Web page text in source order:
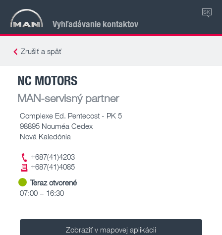
Vyhľadávanie kontaktov
SK
Zrušiť a späť
NC MOTORS
MAN-servisný partner
Complexe Ed. Pentecost - PK 5
98895 Nouméa Cedex
Nová Kaledónia
+687(41)4203
+687(41)4085
Teraz otvorené
07:00 – 16:30
Zobraziť v mapovej aplikácii